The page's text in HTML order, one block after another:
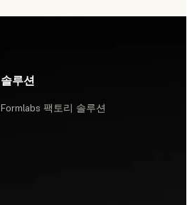
솔루션
Formlabs 팩토리 솔루션